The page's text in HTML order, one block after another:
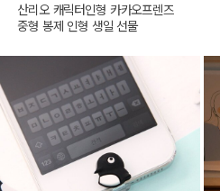
산리오 캐릭터인형 카카오프렌즈
중형 봉제 인형 생일 선물